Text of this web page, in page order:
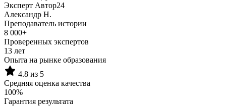
Эксперт Автор24
Александр Н.
Преподаватель истории
8 000+
Проверенных экспертов
13 лет
Опыта на рынке образования
4.8 из 5
Средняя оценка качества
100%
Гарантия результата